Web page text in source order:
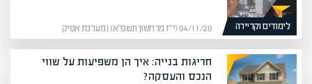
לימודים וקריירה 04/11/20 (י״ז מרחשון תשפ״א) | מערכת אפיק
חריגות בנייה: איך הן משפיעות על שווי
הנכס והעסקה?